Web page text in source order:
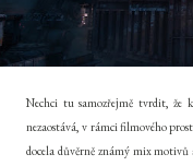
Nechci tu samozřejmě tvrdit, že
nezaostává, v rámci filmového
docela důvěrně známý mix